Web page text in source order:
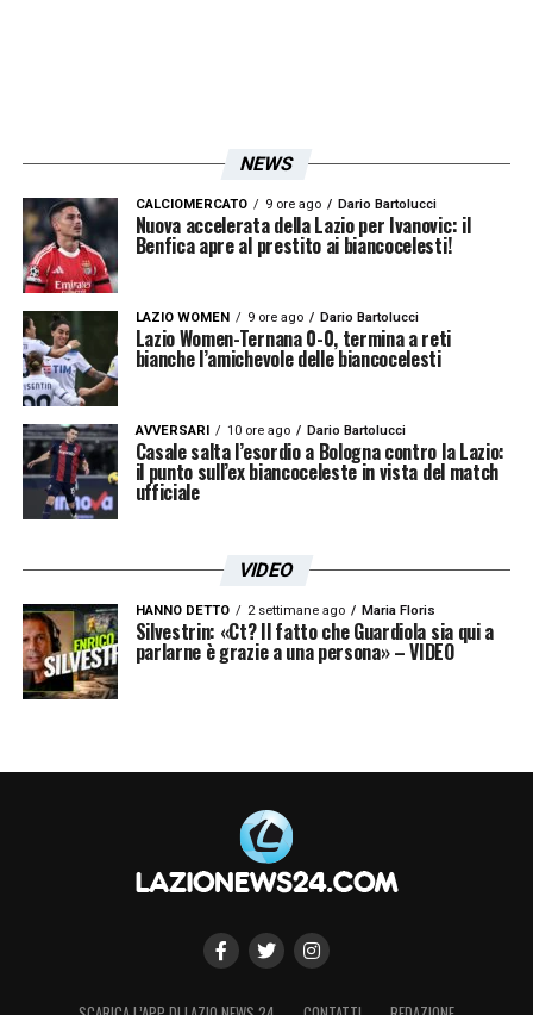
NEWS
CALCIOMERCATO 9 ore ago Dario Bartolucci
Nuova accelerata della Lazio per Ivanovic: il
Benfica apre al prestito ai biancocelesti!
LAZIO WOMEN 9 ore ago Dario Bartolucci
Lazio Women-Ternana 0-0, termina a reti
bianche l’amichevole delle biancocelesti
AVVERSARI 10 ore ago Dario Bartolucci
Casale salta l’esordio a Bologna contro la Lazio:
il punto sull’ex biancoceleste in vista del match
ufficiale
VIDEO
HANNO DETTO 2 settimane ago Maria Floris
Silvestrin: «Ct? Il fatto che Guardiola sia qui a
parlarne è grazie a una persona» – VIDEO